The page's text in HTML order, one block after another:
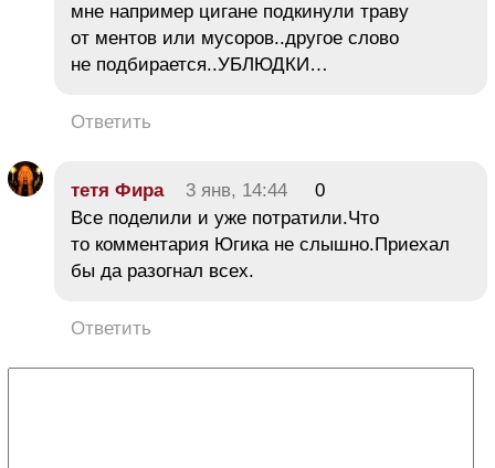
мне например цигане подкинули траву
от ментов или мусоров..другое слово
не подбирается..УБЛЮДКИ…
Ответить
тетя Фира 3 янв, 14:44
0
Все поделили и уже потратили.Что
то комментария Югика не слышно.Приехал
бы да разогнал всех.
Ответить